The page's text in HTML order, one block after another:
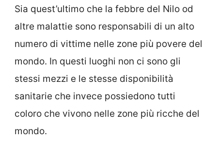
Sia quest’ultimo che la febbre del Nilo od
altre malattie sono responsabili di un alto
numero di vittime nelle zone più povere del
mondo. In questi luoghi non ci sono gli
stessi mezzi e le stesse disponibilità
sanitarie che invece possiedono tutti
coloro che vivono nelle zone più ricche del
mondo.